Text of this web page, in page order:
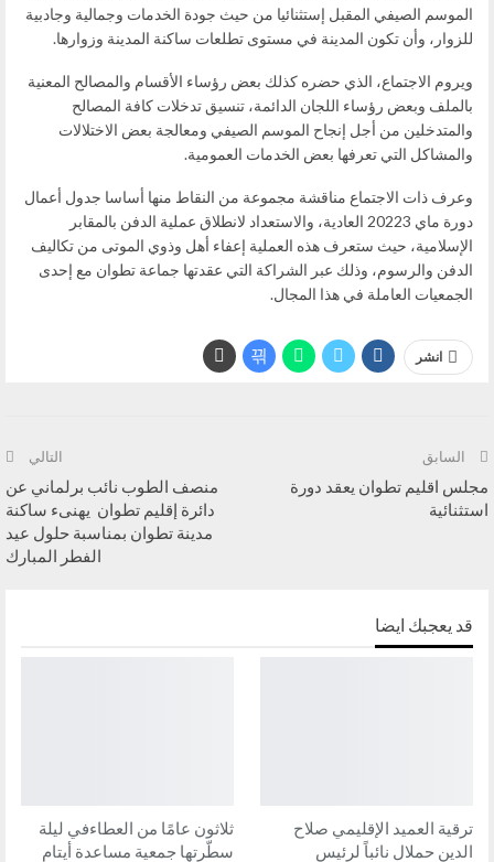
الموسم الصيفي المقبل إستثنائيا من حيث جودة الخدمات وجمالية وجادبية
للزوار، وأن تكون المدينة في مستوى تطلعات ساكنة المدينة وزوارها.
ويروم الاجتماع، الذي حضره كذلك بعض رؤساء الأقسام والمصالح المعنية
بالملف وبعض رؤساء اللجان الدائمة، تنسيق تدخلات كافة المصالح
والمتدخلين من أجل إنجاح الموسم الصيفي ومعالجة بعض الاختلالات
والمشاكل التي تعرفها بعض الخدمات العمومية.
وعرف ذات الاجتماع مناقشة مجموعة من النقاط منها أساسا جدول أعمال
دورة ماي 20223 العادية، والاستعداد لانطلاق عملية الدفن بالمقابر
الإسلامية، حيث ستعرف هذه العملية إعفاء أهل وذوي الموتى من تكاليف
الدفن والرسوم، وذلك عبر الشراكة التي عقدتها جماعة تطوان مع إحدى
الجمعيات العاملة في هذا المجال.
انشر
السابق
مجلس اقليم تطوان يعقد دورة
استثنائية
التالي
منصف الطوب نائب برلماني عن
دائرة إقليم تطوان يهنىء ساكنة
مدينة تطوان بمناسبة حلول عيد
الفطر المبارك
قد يعجبك ايضا
ترقية العميد الإقليمي صلاح
الدين حملال نائباً لرئيس
ثلاثون عامًا من العطاءفي ليلة
سطّرتها جمعية مساعدة أيتام